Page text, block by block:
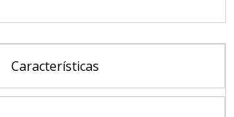
Características